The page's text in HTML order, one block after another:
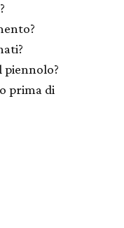
piennolo?
prima di